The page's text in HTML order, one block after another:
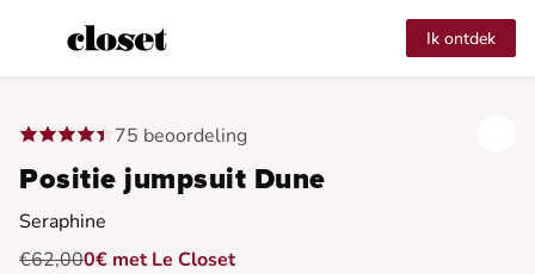
Ik ontdek
75 beoordeling
Positie jumpsuit Dune
Seraphine
€62,000€ met Le Closet